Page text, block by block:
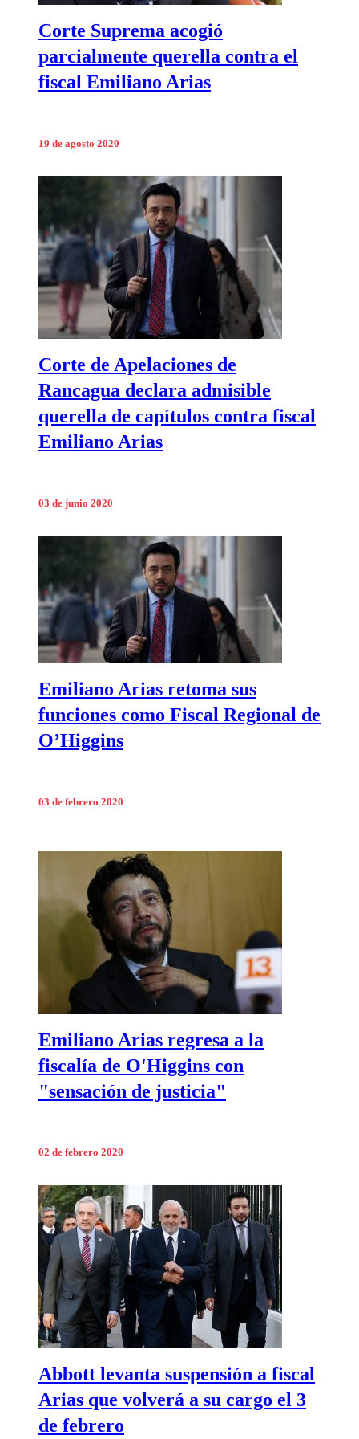
Corte Suprema acogió
parcialmente querella contra el
fiscal Emiliano Arias
19 de agosto 2020
Corte de Apelaciones de
Rancagua declara admisible
querella de capítulos contra fiscal
Emiliano Arias
03 de junio 2020
Emiliano Arias retoma sus
funciones como Fiscal Regional de
O’Higgins
03 de febrero 2020
Emiliano Arias regresa a la
fiscalía de O'Higgins con
"sensación de justicia"
02 de febrero 2020
Abbott levanta suspensión a fiscal
Arias que volverá a su cargo el 3
de febrero